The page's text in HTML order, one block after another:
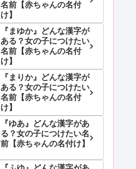
名前【赤ちゃんの名付
け】
『まゆか』どんな漢字が
ある？女の子につけたい
名前【赤ちゃんの名付
け】
『まりか』どんな漢字が
ある？女の子につけたい
名前【赤ちゃんの名付
け】
『ゆあ』どんな漢字があ
る？女の子につけたい名
前【赤ちゃんの名付け】